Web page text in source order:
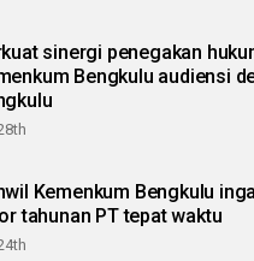
sinergi penegakan
Bengkulu audiensi
Kemenkum Bengkulu
tahunan PT tepat waktu